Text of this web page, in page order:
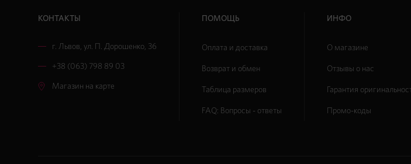
КОНТАКТЫ
г. Львов ул. П. Дорошенко, 36
+38 (063) 798 89 03
Магазин на карте
ПОМОЩЬ
Оплата и доставка
Возврат и обмен
Таблица размеров
FAQ: Вопросы - ответы
ИНФО
О магазине
Отзывы о нас
Гарантия
Промо-коды